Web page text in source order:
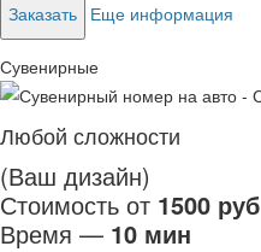
Заказать Еще информация
Сувенирные
Любой сложности
(Ваш дизайн)
Стоимость от 1500 руб
Время — 10 мин